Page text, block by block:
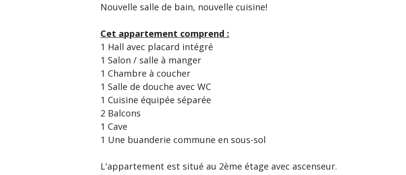
Nouvelle salle de bain, nouvelle cuisine!
Cet appartement comprend :
1 Hall avec placard intégré
1 Salon / salle à manger
1 Chambre à coucher
1 Salle de douche avec WC
1 Cuisine équipée séparée
2 Balcons
1 Cave
1 Une buanderie commune en sous-sol
L'appartement est situé au 2ème étage avec ascenseur.